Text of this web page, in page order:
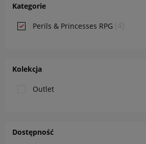
Kategorie
Perils & Princesses RPG
Kolekcja
Outlet
Dostępność